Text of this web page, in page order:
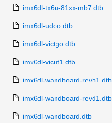
imx6dl-tx6u-81xx-mb7.dtb
imx6dl-udoo.dtb
imx6dl-victgo.dtb
imx6dl-vicut1.dtb
imx6dl-wandboard-revb1.dtb
imx6dl-wandboard-revd1.dtb
imx6dl-wandboard.dtb